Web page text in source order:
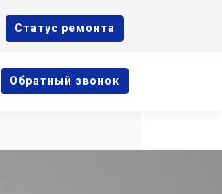
Cтатус ремонта
Oбратный звонок